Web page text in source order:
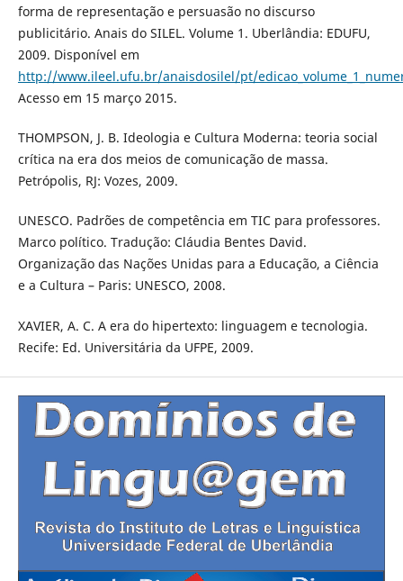
forma de representação e persuasão no discurso
publicitário. Anais do SILEL. Volume 1. Uberlândia: EDUFU,
2009. Disponível em
http://www.ileel.ufu.br/anaisdosilel/pt/
Acesso em 15 março 2015.
THOMPSON, J. B. Ideologia e Cultura Moderna: teoria social
crítica na era dos meios de comunicação de massa.
Petrópolis, RJ: Vozes, 2009.
UNESCO. Padrões de competência em TIC para professores.
Marco político. Tradução: Cláudia Bentes David.
Organização das Nações Unidas para a Educação, a Ciência
e a Cultura – Paris: UNESCO, 2008.
XAVIER, A. C. A era do hipertexto: linguagem e tecnologia.
Recife: Ed. Universitária da UFPE, 2009.